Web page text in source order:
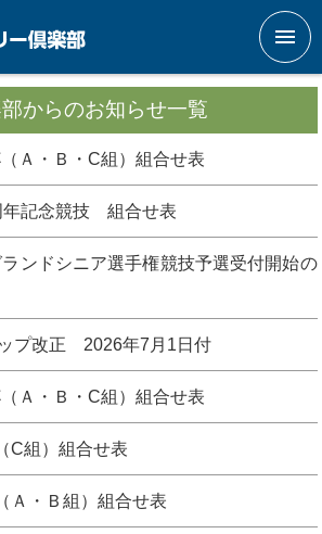
メニ
からのお知らせ一覧
Ａ・Ｂ・C組）組合せ表
記念競技 組合せ表
ンドシニア選手権競技予選受付開始の
プ改正 2026年7月1日付
Ａ・Ｂ・C組）組合せ表
組）組合せ表
・Ｂ組）組合せ表